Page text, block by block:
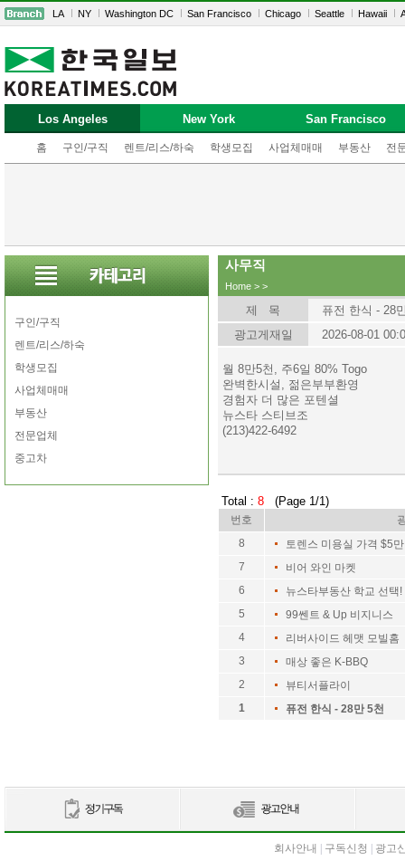
LA NY Washington DC San Francisco Chicago Seattle Hawaii
Los Angeles
홈 구인/구직 렌트/리스/하숙 학생모집 사업체매매 부동산 전
New York San Francisco
구인/구직
렌트/리스/하숙
학생모집
사업체매매
부동산
전문업체
중고차
사무직
Home > >
제 목
퓨전 한식 - 28
광고게재일
2026-08-01
월 8만5천, 주6일 80% Togo
완벽한시설, 젊은부부환영
경험자 더 많은 포텐셜
뉴스타 스티브조
(213)422-6492
Total : 8 (Page 1/1)
번호
8
토렌스 미용실 가격 $5만
7
비어 와인 마켓
6
뉴스타부동산 학교 선택!
5
99쎈트 & Up 비지니스
4
리버사이드 헤맷 모빌홈
3
매상 좋은 K-BBQ
2
뷰티서플라이
1
퓨전 한식 - 28만 5천
회사안내 구독신청
광고